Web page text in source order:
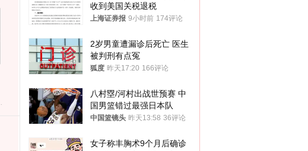
收到美国关税退税
上海证券报 9小时前 174评论
2岁男童遭漏诊后死亡 医生
被判刑有点冤
狐度 昨天17:20 166评论
八村塁/河村出战世预赛 中
国男篮错过最强日本队
中国篮镜头 昨天13:58 36评论
女子称丰胸术9个月后确诊